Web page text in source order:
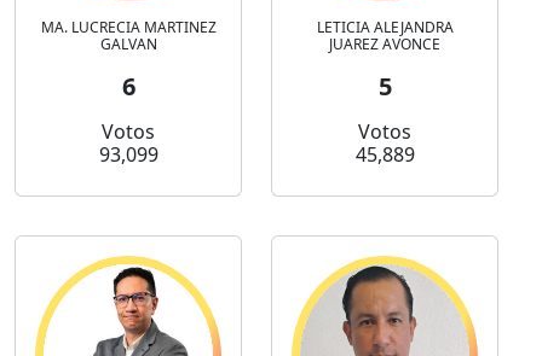
MA. LUCRECIA MARTINEZ
GALVAN
6
Votos
93,099
LETICIA ALEJANDRA
JUAREZ AVONCE
5
Votos
45,889